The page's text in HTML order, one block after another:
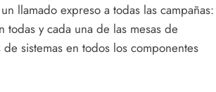
llamado expreso a todas las campañas:
todas y cada una de las mesas de
sistemas en todos los componentes